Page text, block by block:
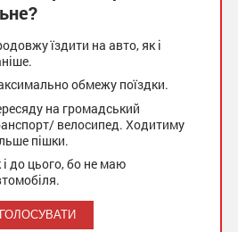
їздити на авто, як і
обмежу поїздки.
на громадський
велосипед. Ходитиму
пішки.
і до цього, бо не маю